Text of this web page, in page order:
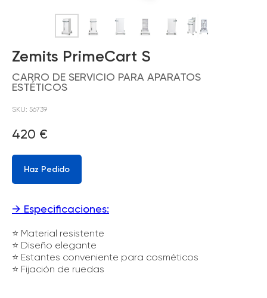
Zemits PrimeCart S
CARRO DE SERVICIO PARA APARATOS
ESTÉTICOS
SKU: 56739
420 €
Haz Pedido
→ Especificaciones:
⭐ Material resistente
⭐ Diseño elegante
⭐ Estantes conveniente para cosméticos
⭐ Fijación de ruedas